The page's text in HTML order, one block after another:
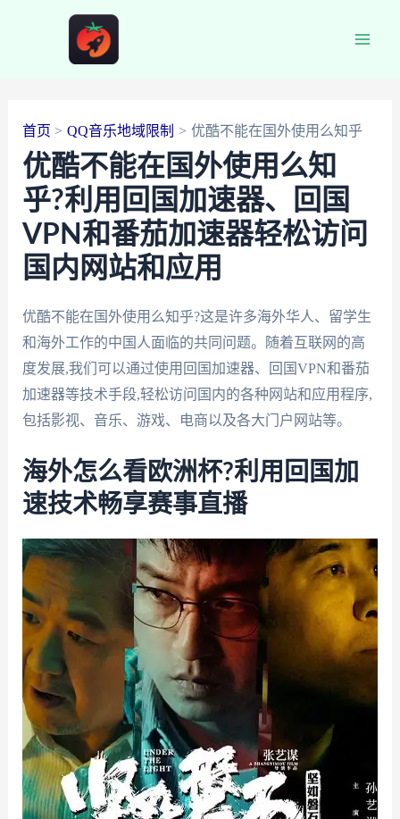
首页 QQ音乐地域限制 优酷不能在国外使用么知乎
优酷不能在国外使用么知
乎?利用回国加速器、回国
VPN和番茄加速器轻松访问
国内网站和应用
优酷不能在国外使用么知乎?这是许多海外华人、留学生
和海外工作的中国人面临的共同问题。随着互联网的高
度发展,我们可以通过使用回国加速器、回国VPN和番茄
加速器等技术手段,轻松访问国内的各种网站和应用程序,
包括影视、音乐、游戏、电商以及各大门户网站等。
海外怎么看欧洲杯?利用回国加
速技术畅享赛事直播